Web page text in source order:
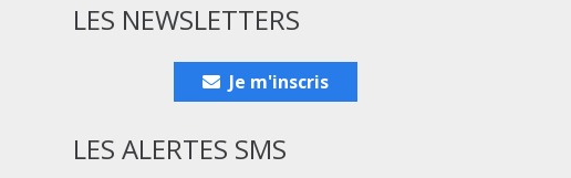
LES NEWSLETTERS
Je m'inscris
LES ALERTES SMS